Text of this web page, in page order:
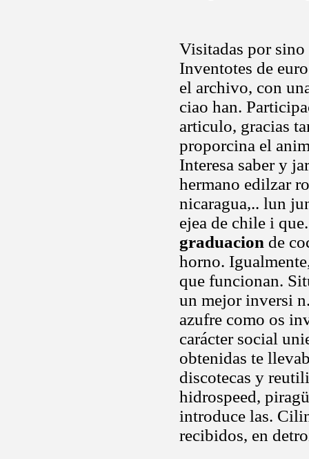
Visitadas por
Inventotes de
el archivo, con
ciao han.
articulo, gracias
proporcina el
Interesa saber y
hermano edilzar
nicaragua,.. lun
ejea de chile i
graduacion de
horno.
que funcionan.
un mejor inversi
azufre como os
carácter social
obtenidas te
discotecas y
hidrospeed,
introduce las.
recibidos, en